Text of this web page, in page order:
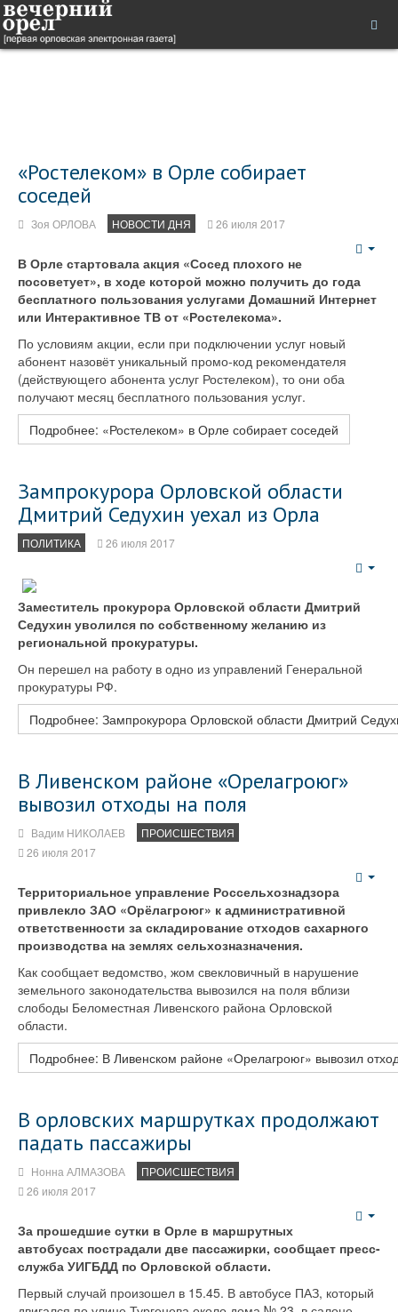
«Ростелеком» в Орле собирает
соседей
Зоя ОРЛОВА НОВОСТИ ДНЯ 26 июля 2017
В Орле стартовала акция «Сосед плохого не
посоветует», в ходе которой можно получить до года
бесплатного пользования услугами Домашний Интернет
или Интерактивное ТВ от «Ростелекома».
По условиям акции, если при подключении услуг новый
абонент назовёт уникальный промо-код рекомендателя
(действующего абонента услуг Ростелеком), то они оба
получают месяц бесплатного пользования услуг.
Подробнее: «Ростелеком» в Орле собирает соседей
Зампрокурора Орловской области
Дмитрий Седухин уехал из Орла
ПОЛИТИКА 26 июля 2017
Заместитель прокурора Орловской области Дмитрий
Седухин уволился по собственному желанию из
региональной прокуратуры.
Он перешел на работу в одно из управлений Генеральной
прокуратуры РФ.
Подробнее: Зампрокурора Орловской области Дмитрий
В Ливенском районе «Орелагроюг»
вывозил отходы на поля
Вадим НИКОЛАЕВ
ПРОИСШЕСТВИЯ
26 июля 2017
Территориальное управление Россельхознадзора
привлекло ЗАО «Орёлагроюг» к административной
ответственности за складирование отходов сахарного
производства на землях сельхозназначения.
Как сообщает ведомство, жом свекловичный в нарушение
земельного законодательства вывозился на поля вблизи
слободы Беломестная Ливенского района Орловской
области.
Подробнее: В Ливенском районе «Орелагроюг» вывозил
В орловских маршрутках продолжают
падать пассажиры
Нонна АЛМАЗОВА
ПРОИСШЕСТВИЯ
26 июля 2017
За прошедшие сутки в Орле в маршрутных
автобусах пострадали две пассажирки, сообщает пресс-
служба УИГБДД по Орловской области.
Первый случай произошел в 15.45. В автобусе ПАЗ, который